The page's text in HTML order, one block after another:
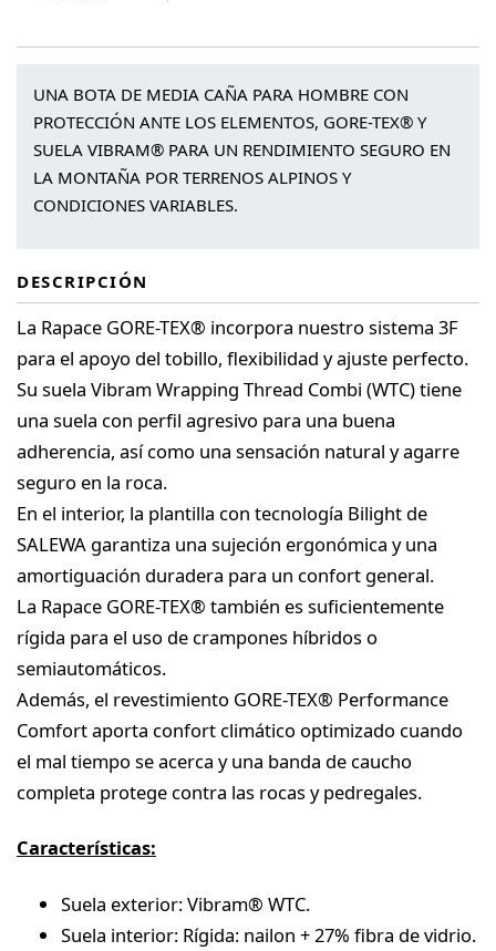
UNA BOTA DE MEDIA CAÑA PARA HOMBRE CON
PROTECCIÓN ANTE LOS ELEMENTOS, GORE-TEX® Y
SUELA VIBRAM® PARA UN RENDIMIENTO SEGURO EN
LA MONTAÑA POR TERRENOS ALPINOS Y
CONDICIONES VARIABLES.
DESCRIPCIÓN
La Rapace GORE-TEX® incorpora nuestro sistema 3F
para el apoyo del tobillo, flexibilidad y ajuste perfecto.
Su suela Vibram Wrapping Thread Combi (WTC) tiene
una suela con perfil agresivo para una buena
adherencia, así como una sensación natural y agarre
seguro en la roca.
En el interior, la plantilla con tecnología Bilight de
SALEWA garantiza una sujeción ergonómica y una
amortiguación duradera para un confort general.
La Rapace GORE-TEX® también es suficientemente
rígida para el uso de crampones híbridos o
semiautomáticos.
Además, el revestimiento GORE-TEX® Performance
Comfort aporta confort climático optimizado cuando
el mal tiempo se acerca y una banda de caucho
completa protege contra las rocas y pedregales.
Características:
Suela exterior: Vibram® WTC.
Suela interior: Rígida: nailon + 27% fibra de vidrio.